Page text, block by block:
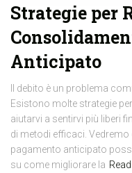
Strategie per
Anticipato
Il debito è un problema
Esistono molte strategie
aiutarvi a sentirvi più liberi
di metodi efficaci.
pagamento anticipato
su come migliorare la